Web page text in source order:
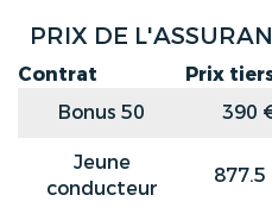
PRIX DE
Contrat Prix
Bonus 50
390
Jeune
conducteur